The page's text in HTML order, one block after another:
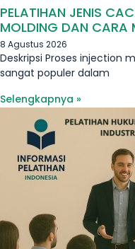
PELATIHAN JENIS
MOLDING DAN CARA
8 Agustus 2026
Deskripsi Proses injection
sangat populer dalam
Selengkapnya »